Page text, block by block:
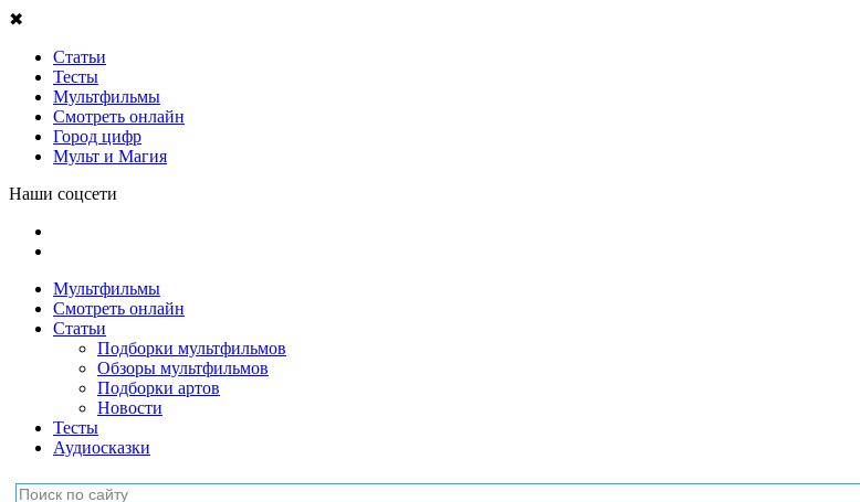
✖
Статьи
Тесты
Мультфильмы
Смотреть онлайн
Город цифр
Мульт и Магия
Наши соцсети
Мультфильмы
Смотреть онлайн
Статьи
Подборки мультфильмов
Обзоры мультфильмов
Подборки артов
Новости
Тесты
Аудиосказки